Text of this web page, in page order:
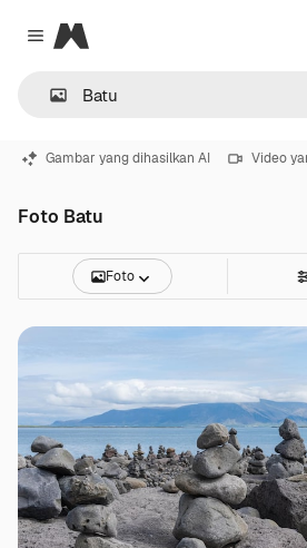
Close menu
Magnific
Gambar yang dihasilkan AI Video
Foto Batu
Foto